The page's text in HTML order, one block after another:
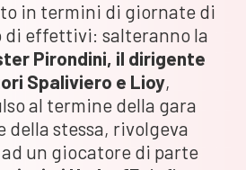
in termini di giornate di
effettivi: salteranno la
Pirondini, il dirigente
Spaliviero e Lioy,
al termine della gara
della stessa, rivolgeva
un giocatore di parte